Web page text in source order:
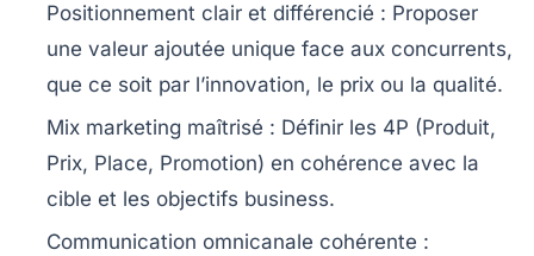
Positionnement clair et différencié : Proposer
une valeur ajoutée unique face aux concurrents,
que ce soit par l’innovation, le prix ou la qualité.
Mix marketing maîtrisé : Définir les 4P (Produit,
Prix, Place, Promotion) en cohérence avec la
cible et les objectifs business.
Communication omnicanale cohérente :